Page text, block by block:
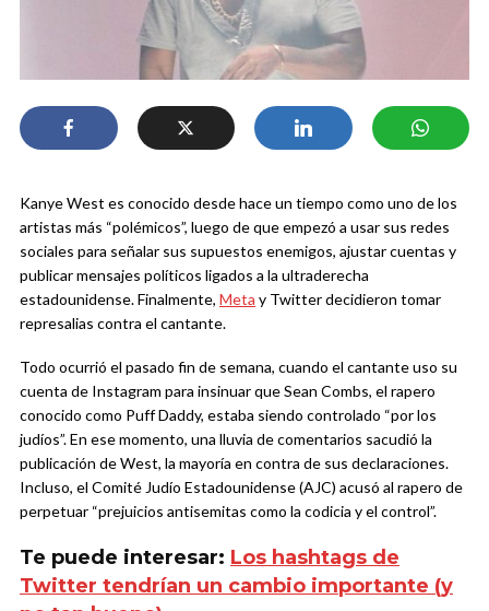
Kanye West es conocido desde hace un tiempo como uno de los
artistas más “polémicos”, luego de que empezó a usar sus redes
sociales para señalar sus supuestos enemigos, ajustar cuentas y
publicar mensajes políticos ligados a la ultraderecha
estadounidense. Finalmente, Meta y Twitter decidieron tomar
represalias contra el cantante.
Todo ocurrió el pasado fin de semana, cuando el cantante uso su
cuenta de Instagram para insinuar que Sean Combs, el rapero
conocido como Puff Daddy, estaba siendo controlado “por los
judíos”. En ese momento, una lluvia de comentarios sacudió la
publicación de West, la mayoría en contra de sus declaraciones.
Incluso, el Comité Judío Estadounidense (AJC) acusó al rapero de
perpetuar “prejuicios antisemitas como la codicia y el control”.
Te puede interesar: Los hashtags de
Twitter tendrían un cambio importante (y